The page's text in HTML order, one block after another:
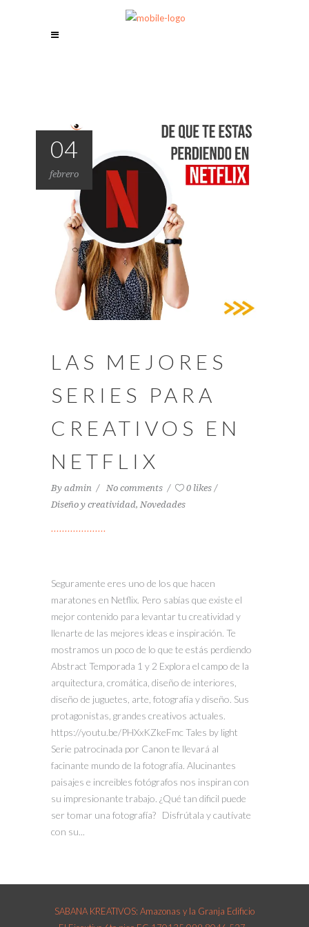
04
febrero
LAS MEJORES
SERIES PARA
CREATIVOS EN
NETFLIX
By admin No comments
0 likes
Diseño y creatividad, Novedades
Seguramente eres uno de los que hacen
maratones en Netflix. Pero sabías que existe el
mejor contenido para levantar tu creatividad y
llenarte de las mejores ideas e inspiración. Te
mostramos un poco de lo que te estás perdiendo
Abstract Temporada 1 y 2 Explora el campo de la
arquitectura, cromática, diseño de interiores,
diseño de juguetes, arte, fotografía y diseño. Sus
protagonistas, grandes creativos actuales.
https://youtu.be/PHXxKZkeFmc Tales by light
Serie patrocinada por Canon te llevará al
facinante mundo de la fotografía. Alucinantes
paisajes e increibles fotógrafos nos inspiran con
su impresionante trabajo. ¿Qué tan dificil puede
ser tomar una fotografía? Disfrútala y cautívate
con su...
SABANA KREATIVOS: Amazonas y la Granja Edificio